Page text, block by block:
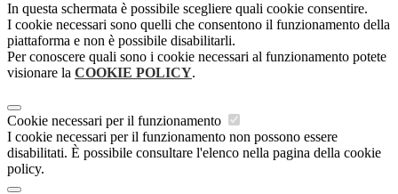
In questa schermata è possibile scegliere quali cookie consentire.
I cookie necessari sono quelli che consentono il funzionamento della
piattaforma e non è possibile disabilitarli.
Per conoscere quali sono i cookie necessari al funzionamento potete
visionare la COOKIE POLICY.
Cookie necessari per il funzionamento
I cookie necessari per il funzionamento non possono essere
disabilitati. È possibile consultare l'elenco nella pagina della cookie
policy.